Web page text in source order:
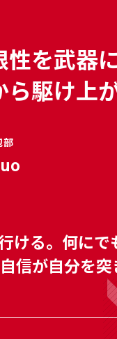
性を武器
ら駆け上
ける。何にで
信が自分を突